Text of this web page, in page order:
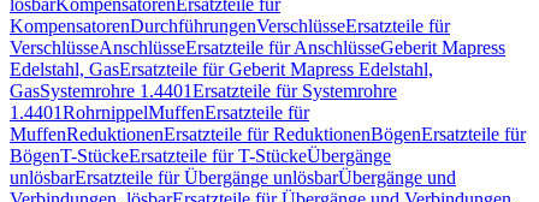
lösbarKompensatorenErsatzteile für
KompensatorenDurchführungenVerschlüsseErsatzteile für
VerschlüsseAnschlüsseErsatzteile für AnschlüsseGeberit Mapress
Edelstahl, GasErsatzteile für Geberit Mapress Edelstahl,
GasSystemrohre 1.4401Ersatzteile für Systemrohre
1.4401RohrnippelMuffenErsatzteile für
MuffenReduktionenErsatzteile für ReduktionenBögenErsatzteile für
BögenT-StückeErsatzteile für T-StückeÜbergänge
unlösbarErsatzteile für Übergänge unlösbarÜbergänge und